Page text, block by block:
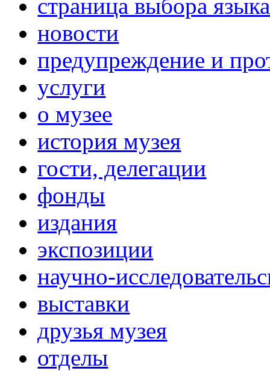
страница выбора языка
новости
предупреждение и
услуги
о музее
история музея
гости, делегации
фонды
издания
экспозиции
научно-
выставки
друзья музея
отделы